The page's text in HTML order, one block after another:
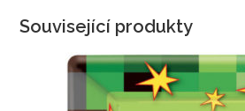
Související produkty